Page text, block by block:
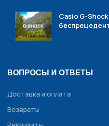
Casio G-
ВОПРОСЫ И ОТВЕТЫ
Доставка и оплата
Возвраты